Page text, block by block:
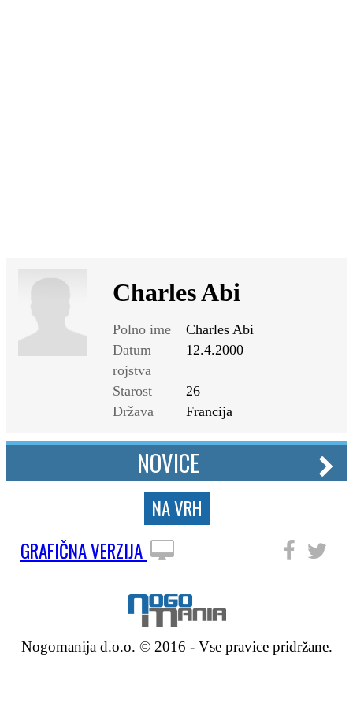
Charles Abi
Polno ime
Charles Abi
Datum
rojstva
12.4.2000
Starost
26
Država
Francija
NOVICE
NA VRH
GRAFIČNA VERZIJA
Nogomanija d.o.o. © 2016 - Vse pravice pridržane.